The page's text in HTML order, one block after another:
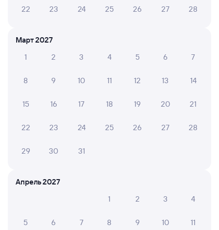
Купе
020У Мегаполис Проходящий 9,2
из Москвы Октябрьской
01:40 07:00
Выберите дату
22 23 24 25 26 27 28
Март 2027
1
2 3 4 5 6 7
8 9 10 11 12 13 14
15 16 17 18 19 20 21
22 23 24 25 26 27 28
29 30 31
Апрель 2027
1
2 3 4
5 6 7 8 9 10 11